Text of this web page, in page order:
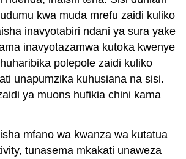
kwa muda mrefu zaidi kuliko
inavyotabiri ndani ya sura yake
inavyotazamwa kutoka kwenye
polepole zaidi kuliko
unapumzika kuhusiana na sisi.
ya muons hufikia chini kama
mfano wa kwanza wa kutatua
tunasema mkakati unaweza